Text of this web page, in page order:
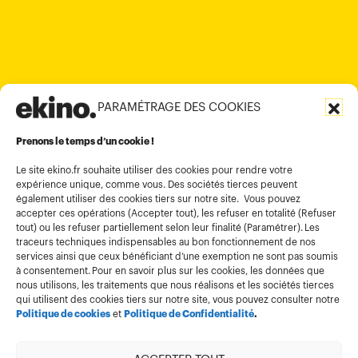
PARAMÉTRAGE DES COOKIES
Prenons le temps d’un cookie !
Le site ekino.fr souhaite utiliser des cookies pour rendre votre
expérience unique, comme vous. Des sociétés tierces peuvent
également utiliser des cookies tiers sur notre site. Vous pouvez
accepter ces opérations (Accepter tout), les refuser en totalité (Refuser
tout) ou les refuser partiellement selon leur finalité (Paramétrer). Les
traceurs techniques indispensables au bon fonctionnement de nos
services ainsi que ceux bénéficiant d’une exemption ne sont pas soumis
à consentement. Pour en savoir plus sur les cookies, les données que
nous utilisons, les traitements que nous réalisons et les sociétés tierces
qui utilisent des cookies tiers sur notre site, vous pouvez consulter notre
Politique de cookiesetPolitique de Confidentialité.
Informations légales
Conditions générales d’utilisation
Politique de confidentialité
Politique cookies
Gestion des cookies
Index égalité